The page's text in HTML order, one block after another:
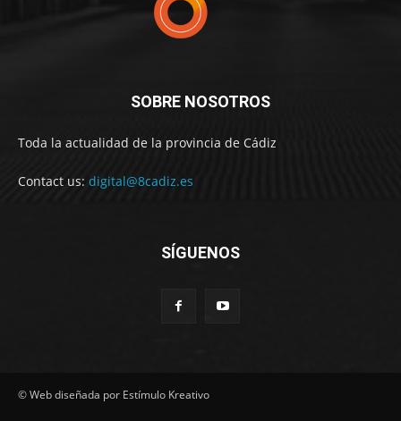
SOBRE NOSOTROS
Toda la actualidad de la provincia de Cádiz
Contact us: digital@8cadiz.es
SÍGUENOS
© Web diseñada por Estímulo Kreativo